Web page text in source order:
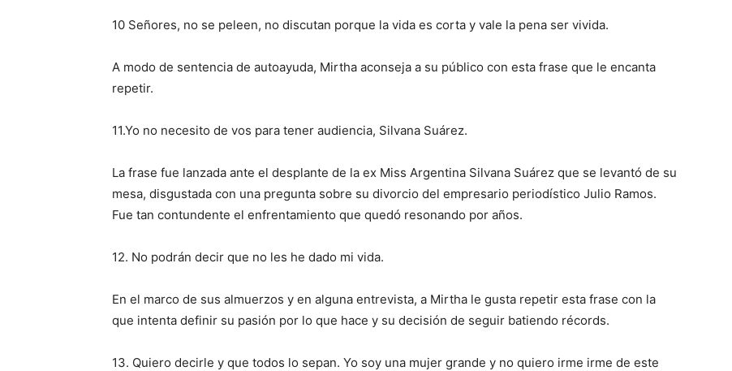
10 Señores, no se peleen, no discutan porque la vida es corta y vale la pena ser vivida.
A modo de sentencia de autoayuda, ​Mirtha aconseja a su público con esta frase que le encanta
repetir.
11.Yo no necesito de vos para tener audiencia, Silvana Suárez.
La frase​ fue lanzada ante el desplante de la ex Miss Argentina Silvana Suárez que se levantó de su
mesa, disgustada con una pregunta sobre su divorcio del empresario periodístico Julio Ramos.
Fue tan contundente el enfrentamiento que quedó resonando por años.
12. No podrán decir que no les he dado mi vida.
En el marco de sus almuerzos y en alguna entrevista, a Mirtha le gusta repetir esta frase con la
que intenta definir su pasión por lo que hace y su decisión de seguir batiendo récords.
13. Quiero decirle y que todos lo sepan. Yo soy una mujer grande y no quiero irme irme de este